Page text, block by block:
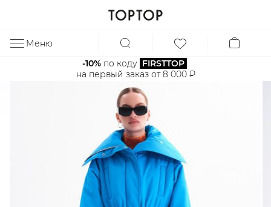
Меню
-10% по коду FIRSTTOP
на первый заказ от 8 000 ₽